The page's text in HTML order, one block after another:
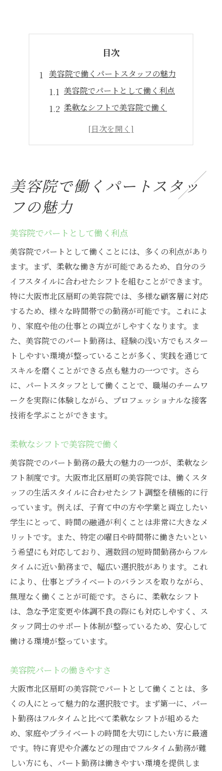
目次
美容院で働くパートスタッフの魅力
美容院でパートとして働く利点
柔軟なシフトで美容院で働く
美容院パートの働きやすさ
扇町周辺で美容院の仕事を探す方法
美容院の求人情報を探すコツ
美容院での求人募集を見つける
美容院の仕事探しのポイント
扇町で美容院の求人を探す
大阪市北区の美容院で働くメリット
北区の美容院で働く良さ
美容院勤務で得られる経験
大阪市北区で美容院を選ぶ理由
美容院でのスキルアップが可能
美容院での安定した働き方
美容院の求人情報を活用する
パートの求人を見つける方法
美容院での求人の探し方
美容院の求人を効率よく探す
美容院求人のチェックポイント
美容院求人の最新情報を知る
美容の仕事を始めるベストな場所
扇町で美容の仕事を始める利点
美容の仕事をスタートする場所
美容のキャリアを築くステップ
美容の仕事をするなら扇町
美容の職場選びのポイント
美容の仕事を始めるメリット
大阪市での美容院スタッフ募集情報
美容院スタッフとして働く魅力
大阪市の美容院求人を見る方法
美容院に応募する際の注意点
大阪市美容院の求人情報を探す
美容院で働くための第一歩
美容院で働くパートスタッ
フの魅力
美容院でパートとして働く利点
美容院でパートとして働くことには、多くの利点があり
ます。まず、柔軟な働き方が可能であるため、自分のラ
イフスタイルに合わせたシフトを組むことができます。
特に大阪市北区扇町の美容院では、多様な顧客層に対応
するため、様々な時間帯での勤務が可能です。これによ
り、家庭や他の仕事との両立がしやすくなります。ま
た、美容院でのパート勤務は、経験の浅い方でもスター
トしやすい環境が整っていることが多く、実践を通じて
スキルを磨くことができる点も魅力の一つです。さら
に、パートスタッフとして働くことで、職場のチームワ
ークを実際に体験しながら、プロフェッショナルな接客
技術を学ぶことができます。
柔軟なシフトで美容院で働く
美容院でのパート勤務の最大の魅力の一つが、柔軟なシ
フト制度です。大阪市北区扇町の美容院では、働くスタ
ッフの生活スタイルに合わせたシフト調整を積極的に行
っています。例えば、子育て中の方や学業と両立したい
学生にとって、時間の融通が利くことは非常に大きなメ
リットです。また、特定の曜日や時間帯に働きたいとい
う希望にも対応しており、週数回の短時間勤務からフル
タイムに近い勤務まで、幅広い選択肢があります。これ
により、仕事とプライベートのバランスを取りながら、
無理なく働くことが可能です。さらに、柔軟なシフト
は、急な予定変更や体調不良の際にも対応しやすく、ス
タッフ同士のサポート体制が整っているため、安心して
働ける環境が整っています。
美容院パートの働きやすさ
大阪市北区扇町の美容院でパートとして働くことは、多
くの人にとって魅力的な選択肢です。まず第一に、パー
ト勤務はフルタイムと比べて柔軟なシフトが組めるた
め、家庭やプライベートの時間を大切にしたい方に最適
です。特に育児や介護などの理由でフルタイム勤務が難
しい方にも、パート勤務は働きやすい環境を提供しま